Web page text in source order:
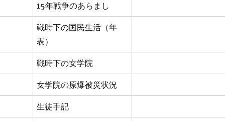
15年戦争のあらまし
戦時下の国民生活（年
表）
戦時下の女学院
女学院の原爆被災状況
生徒手記